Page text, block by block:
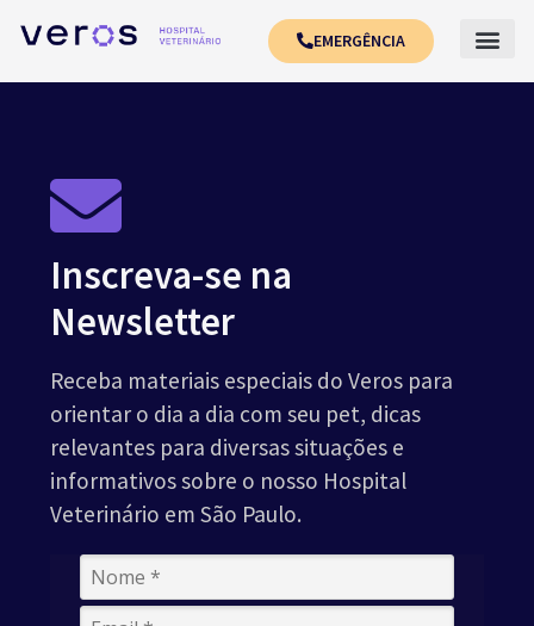
EMERGÊNCIA
Inscreva-se na
Newsletter
Receba materiais especiais do Veros para
orientar o dia a dia com seu pet, dicas
relevantes para diversas situações e
informativos sobre o nosso Hospital
Veterinário em São Paulo.